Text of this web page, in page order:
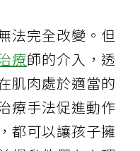
法完全改變。但
療師的介入，透
肌肉處於適當的
療手法促進動作
，都可以讓孩子擁